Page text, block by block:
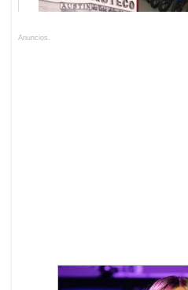
Anuncios.